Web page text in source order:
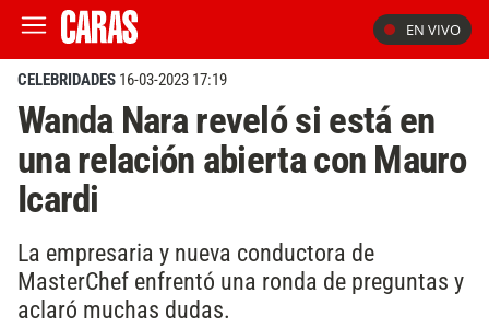
EN VIVO
CELEBRIDADES 16-03-2023 17:19
Wanda Nara reveló si está en
una relación abierta con Mauro
Icardi
La empresaria y nueva conductora de
MasterChef enfrentó una ronda de preguntas y
aclaró muchas dudas.